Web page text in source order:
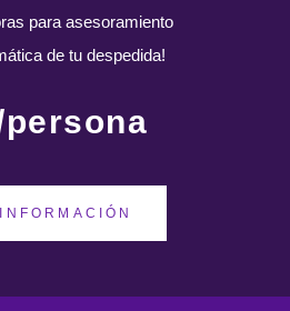
para asesoramiento
de tu despedida!
persona